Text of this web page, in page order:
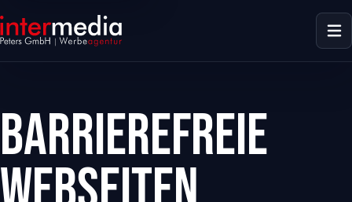
Barrierefreie